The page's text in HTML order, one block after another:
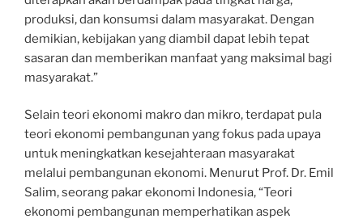
produksi, dan konsumsi dalam masyarakat. Dengan
demikian, kebijakan yang diambil dapat lebih tepat
sasaran dan memberikan manfaat yang maksimal bagi
masyarakat.”
Selain teori ekonomi makro dan mikro, terdapat pula
teori ekonomi pembangunan yang fokus pada upaya
untuk meningkatkan kesejahteraan masyarakat
melalui pembangunan ekonomi. Menurut Prof. Dr. Emil
Salim, seorang pakar ekonomi Indonesia, “Teori
ekonomi pembangunan memperhatikan aspek